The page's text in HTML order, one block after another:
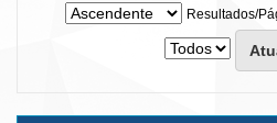
Resultados/